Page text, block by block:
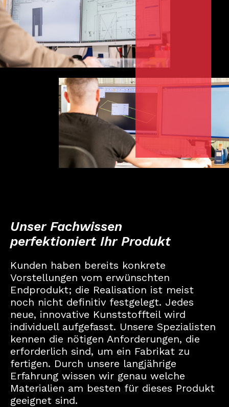
Unser Fachwissen
perfektioniert Ihr Produkt
Kunden haben bereits konkrete
Vorstellungen vom erwünschten
Endprodukt; die Realisation ist meist
noch nicht definitiv festgelegt. Jedes
neue, innovative Kunststoffteil wird
individuell aufgefasst. Unsere Spezialisten
kennen die nötigen Anforderungen, die
erforderlich sind, um ein Fabrikat zu
fertigen. Durch unsere langjährige
Erfahrung wissen wir genau welche
Materialien am besten für dieses Produkt
geeignet sind.